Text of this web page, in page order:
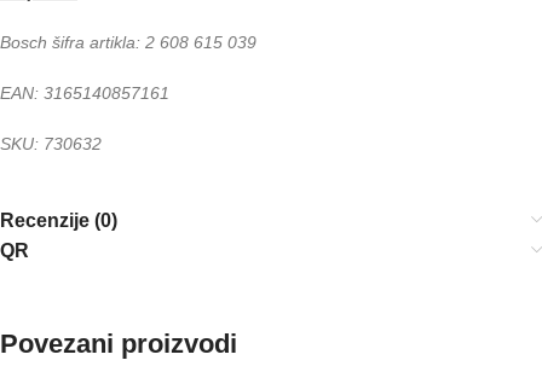
Bosch šifra artikla: 2 608 615 039
EAN: 3165140857161
SKU: 730632
Recenzije (0)
QR
Povezani proizvodi